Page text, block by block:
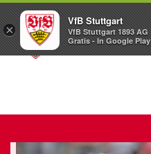
×
VfB Stuttgart
VfB Stuttgart 1893 AG
Gratis - In Google Play